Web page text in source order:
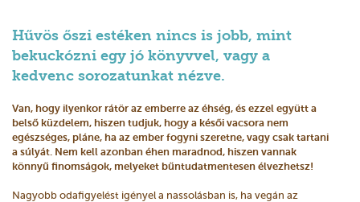
Hűvös őszi estéken nincs is jobb, mint
bekuckózni egy jó könyvvel, vagy a
kedvenc sorozatunkat nézve.
Van, hogy ilyenkor rátör az emberre az éhség, és ezzel együtt a
belső küzdelem, hiszen tudjuk, hogy a késői vacsora nem
egészséges, pláne, ha az ember fogyni szeretne, vagy csak tartani
a súlyát. Nem kell azonban éhen maradnod, hiszen vannak
könnyű finomságok, melyeket bűntudatmentesen élvezhetsz!
Nagyobb odafigyelést igényel a nassolásban is, ha vegán az